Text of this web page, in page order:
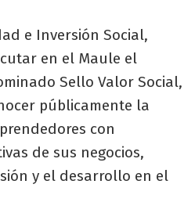
e Inversión Social,
en el Maule el
Sello Valor Social,
públicamente la
con
de sus negocios,
y el desarrollo en el